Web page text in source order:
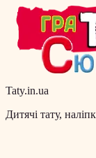
Taty.in.ua
Дитячі тату,